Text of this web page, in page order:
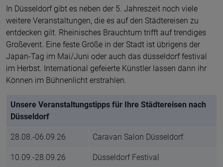
In Düsseldorf gibt es neben der 5. Jahreszeit noch viele
weitere Veranstaltungen, die es auf den Städtereisen zu
entdecken gilt. Rheinisches Brauchtum trifft auf trendiges
Großevent. Eine feste Größe in der Stadt ist übrigens der
Japan-Tag im Mai/Juni oder auch das düsseldorf festival
im Herbst. International gefeierte Künstler lassen dann ihr
Können im Bühnenlicht erstrahlen.
Unsere Veranstaltungstipps für Ihre Städtereisen nach
Düsseldorf
28.08.-06.09.26 Caravan Salon Düsseldorf
10.09.-28.09.26 Düsseldorf Festival